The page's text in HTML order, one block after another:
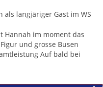
als langjäriger Gast im WS
Hannah im moment das
und grosse Busen
Auf bald bei